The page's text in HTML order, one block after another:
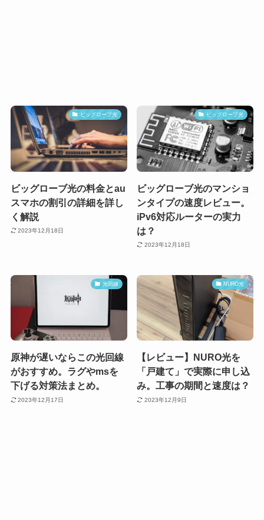
ビッグローブ光
ビッグローブ光の料金とau
スマホの割引の詳細を詳し
く解説
2023年12月18日
ビッグローブ光
ビッグローブ光のマンショ
ンタイプの速度レビュー。
iPv6対応ルーターの実力
は？
2023年12月18日
光回線
原神が遅いならこの光回線
がおすすめ。ラグやmsを
下げる対策法まとめ。
2023年12月17日
NURO光
【レビュー】NURO光を
「戸建て」で実際に申し込
み。工事の期間と速度は？
2023年12月9日